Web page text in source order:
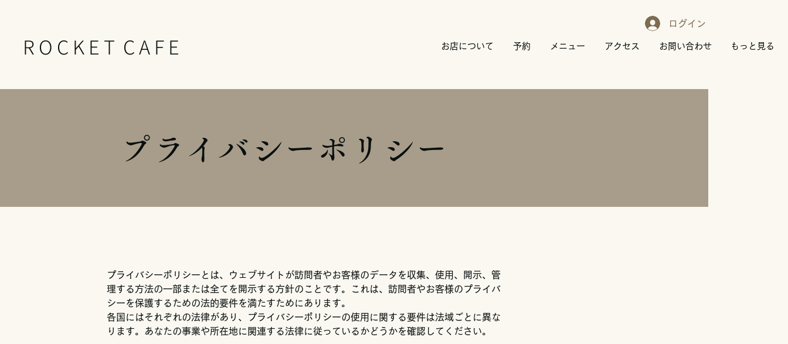
R O C K E T C A F E
ログイン
お店について 予約 メニュー アクセス お問い合わせ もっと見る
プライバシーポリシー
プライバシーポリシーとは、ウェブサイトが訪問者やお客様のデータを収集、使用、開示、管
理する方法の一部または全てを開示する方針のことです。これは、訪問者やお客様のプライバ
シーを保護するための法的要件を満たすためにあります。
各国にはそれぞれの法律があり、プライバシーポリシーの使用に関する要件は法域ごとに異な
ります。あなたの事業や所在地に関連する法律に従っているかどうかを確認してください。